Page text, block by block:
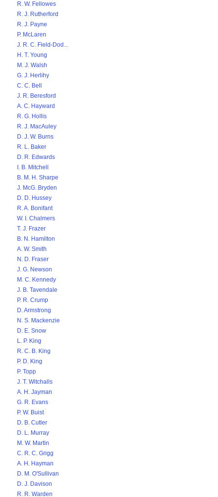
R. W. Fellowes
R. J. Rutherford
R. J. Payne
P. McLaren
J. R. C. Field-Dod...
H. T. Young
M. J. Walsh
G. J. Herlihy
C. C. Bell
J. R. Beresford
A. C. Hayward
R. G. Hollis
R. J. MacAuley
D. J. W. Burns
R. L. Baker
D. R. Edwards
I. B. Mitchell
B. M. H. Sharpe
J. McG. Bryden
D. D. Hussey
R. A. Bonifant
W. I. Chalmers
T. J. Frazer
B. N. Hamilton
A. W. Smith
N. D. Fraser
J. G. Newson
M. C. Kennedy
J. B. Tavendale
P. R. Crump
D. Armstrong
N. S. Mackenzie
D. E. Snow
L. P. King
R. C. B. King
P. D. King
P. Topp
J. T. Witchalls
A. H. Jayman
G. R. Evans
P. W. Buist
D. B. Cutler
D. L. Murray
M. W. Martin
C. R. C. Grigg
A. H. Hayman
D. M. O'Sullivan
D. J. Davison
R. R. Warden